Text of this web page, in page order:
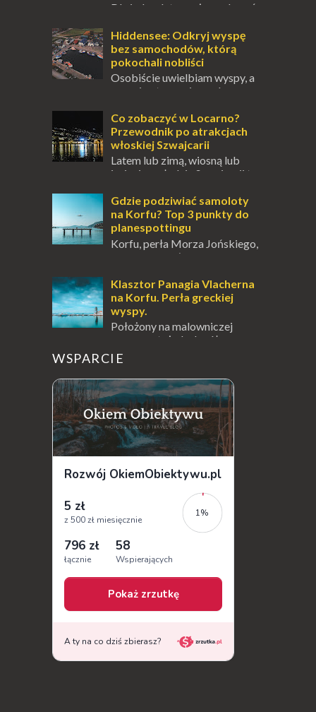
Dla jednych to może wydawać
przetrwania lub romantycznym życiem. Dla
innych to nieustanne przebywanie z B...
Hiddensee: Odkryj wyspę
bez samochodów, którą
pokochali nobliści
Osobiście uwielbiam wyspy, a
uczucie otoczenia wodą
pośrodku Bałtyku? To zawsze brzmi jak
doskonał...
Co zobaczyć w Locarno?
Przewodnik po atrakcjach
włoskiej Szwajcarii
Latem lub zimą, wiosną lub
jesienią, południe Szwajcarii to
odwiedzić. Moja zimowa podróż do
Locarno gwara...
Gdzie podziwiać samoloty
na Korfu? Top 3 punkty do
planespottingu
Korfu, perła Morza Jońskiego,
oferuje podróżnikom nie tylko
wioski, ale także coś wyjątkowego –
prawd...
Klasztor Panagia Vlacherna
na Korfu. Perła greckiej
wyspy.
Położony na malowniczej
wysepce, tuż obok półwyspu
Kanoni, Święty Klasztor Panagia Vlacherna
jest jednym z najbardziej rozpoznawalnych
symbo...
WSPARCIE